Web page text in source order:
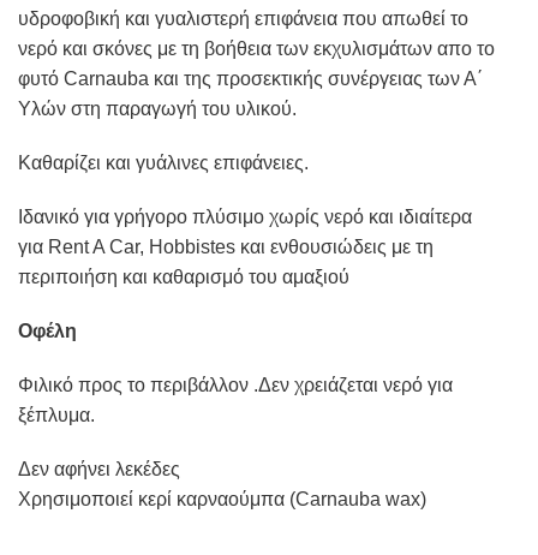
υδροφοβική και γυαλιστερή επιφάνεια που απωθεί το
νερό και σκόνες με τη βοήθεια των εκχυλισμάτων απο το
φυτό Carnauba και της προσεκτικής συνέργειας των Α΄
Υλών στη παραγωγή του υλικού.
Καθαρίζει και γυάλινες επιφάνειες.
Ιδανικό για γρήγορο πλύσιμο χωρίς νερό και ιδιαίτερα
για Rent A Car, Hobbistes και ενθουσιώδεις με τη
περιποιήση και καθαρισμό του αμαξιού
Οφέλη
Φιλικό προς το περιβάλλον .Δεν χρειάζεται νερό για
ξέπλυμα.
Δεν αφήνει λεκέδες
Χρησιμοποιεί κερί καρναούμπα (Carnauba wax)